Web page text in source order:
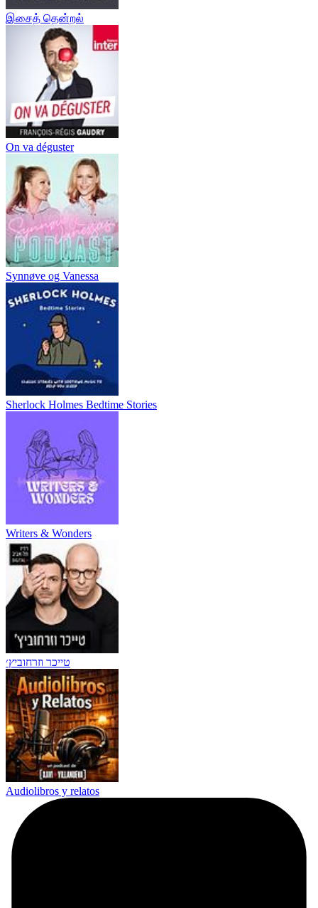
இசைத் தென்றல்
On va déguster
Synnøve og Vanessa
Sherlock Holmes Bedtime Stories
Writers & Wonders
טייכר וזרחוביץ׳
Audiolibros y relatos